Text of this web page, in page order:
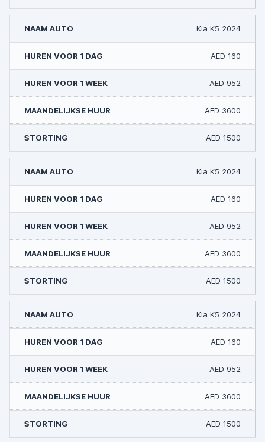
Kia K5 2024
AED 160
AED 952
AED 3600
AED 1500
Kia K5 2024
AED 160
AED 952
AED 3600
AED 1500
Kia K5 2024
AED 160
AED 952
AED 3600
AED 1500